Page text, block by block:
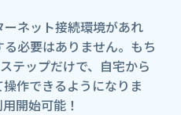
ネット接続環境があれ
必要はありません。もち
テップだけで、自宅から
作できるようになりま
開始可能！